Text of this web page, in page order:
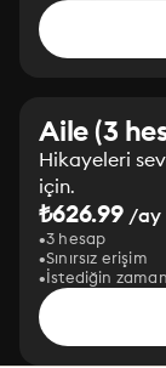
Aile (3
Hikayeleri
için.
₺626.99 /ay
3 hesap
Sınırsız erişim
İstediğin